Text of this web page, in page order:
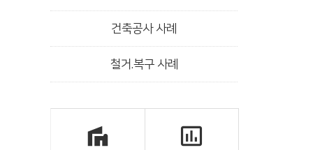
건축공사 사례
철거.복구 사례
villa insert_chart_outlined